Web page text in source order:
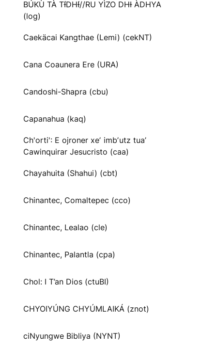
BÚKÙ TÀ TƗ́DHƗ́//RU YÌZO DHƗ ÀDHYA
(log)
Caekäcai Kangthae (Lemi) (cekNT)
Cana Coaunera Ere (URA)
Candoshi-Shapra (cbu)
Capanahua (kaq)
Ch'orti': E ojroner xeʼ imbʼutz tuaʼ
Cawinquirar Jesucristo (caa)
Chayahuita (Shahui) (cbt)
Chinantec, Comaltepec (cco)
Chinantec, Lealao (cle)
Chinantec, Palantla (cpa)
Chol: I T’an Dios (ctuBI)
CHYOIYÚNG CHYÚMLAIKÁ (znot)
ciNyungwe Bibliya (NYNT)